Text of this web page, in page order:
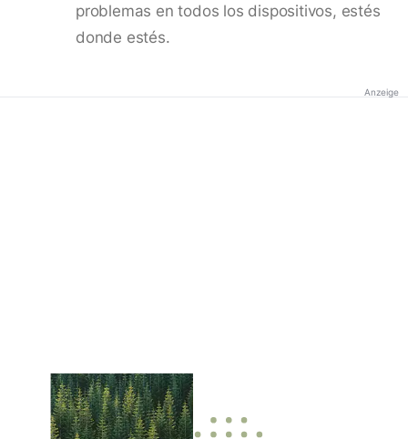
problemas en todos los dispositivos, estés
donde estés.
Anzeige